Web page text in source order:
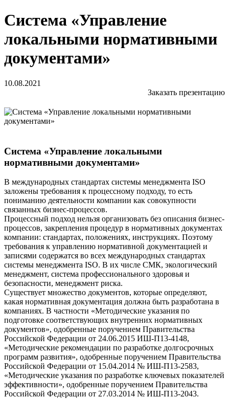
Система «Управление
локальными нормативными
документами»
10.08.2021
Заказать презентацию
Система «Управление локальными
нормативными документами»
В международных стандартах системы менеджмента ISO
заложены требования к процессному подходу, то есть
пониманию деятельности компании как совокупности
связанных бизнес-процессов.
Процессный подход нельзя организовать без описания бизнес-
процессов, закрепления процедур в нормативных документах
компании: стандартах, положениях, инструкциях. Поэтому
требования к управлению нормативной документацией и
записями содержатся во всех международных стандартах
системы менеджмента ISO. В их числе СМК, экологический
менеджмент, система профессионального здоровья и
безопасности, менеджмент риска.
Существует множество документов, которые определяют,
какая нормативная документация должна быть разработана в
компаниях. В частности «Методические указания по
подготовке соответствующих внутренних нормативных
документов», одобренные поручением Правительства
Российской Федерации от 24.06.2015 ИШ-П13-4148,
«Методические рекомендации по разработке долгосрочных
программ развития», одобренные поручением Правительства
Российской Федерации от 15.04.2014 № ИШ-П13-2583,
«Методические указания по разработке ключевых показателей
эффективности», одобренные поручением Правительства
Российской Федерации от 27.03.2014 № ИШ-П13-2043.